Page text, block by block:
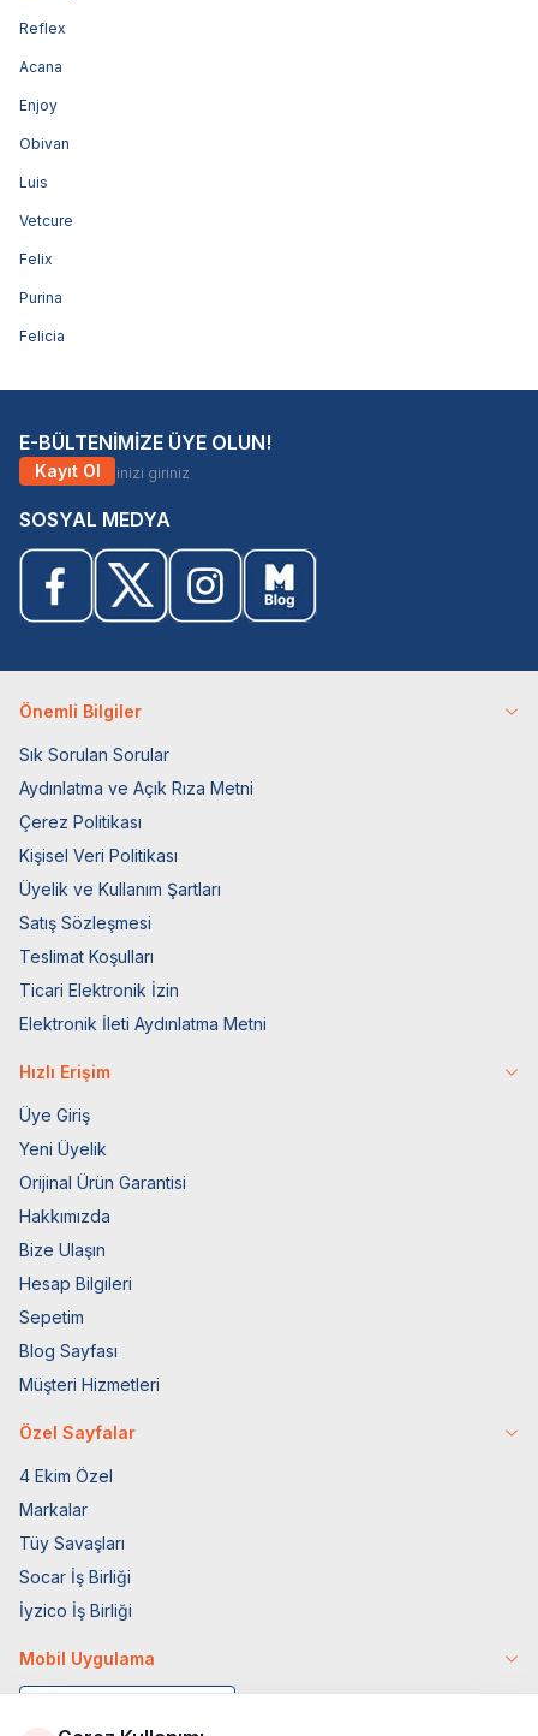
Reflex
Acana
Enjoy
Obivan
Luis
Vetcure
Felix
Purina
Felicia
E-BÜLTENİMİZE ÜYE OLUN!
Kayıt Ol
SOSYAL MEDYA
Önemli Bilgiler
Sık Sorulan Sorular
Aydınlatma ve Açık Rıza Metni
Çerez Politikası
Kişisel Veri Politikası
Üyelik ve Kullanım Şartları
Satış Sözleşmesi
Teslimat Koşulları
Ticari Elektronik İzin
Elektronik İleti Aydınlatma Metni
Hızlı Erişim
Üye Giriş
Yeni Üyelik
Orijinal Ürün Garantisi
Hakkımızda
Bize Ulaşın
Hesap Bilgileri
Sepetim
Blog Sayfası
Müşteri Hizmetleri
Özel Sayfalar
4 Ekim Özel
Markalar
Tüy Savaşları
Socar İş Birliği
İyzico İş Birliği
Mobil Uygulama